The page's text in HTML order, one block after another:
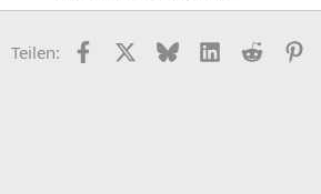
Teilen: FacebookX (Twitter)
BlueskyLinkedIn
Reddit